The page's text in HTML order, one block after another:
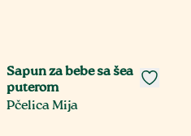
Sapun za bebe sa šea
puterom
Pčelica Mija